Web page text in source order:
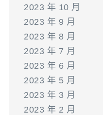
2023 年 10 月
2023 年 9 月
2023 年 8 月
2023 年 7 月
2023 年 6 月
2023 年 5 月
2023 年 3 月
2023 年 2 月